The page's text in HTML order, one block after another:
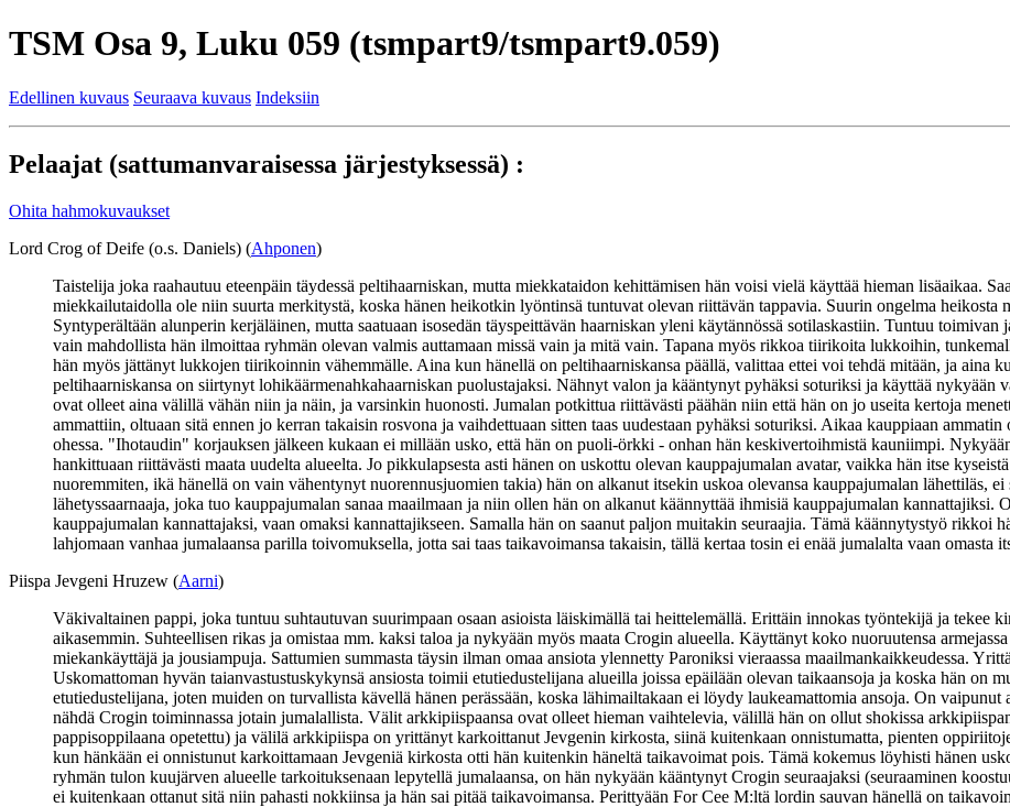
TSM Osa 9, Luku 059 (tsmpart9/tsmpart9.059)
Edellinen kuvaus Seuraava kuvaus Indeksiin
Pelaajat (sattumanvaraisessa järjestyksessä) :
Ohita hahmokuvaukset
Lord Crog of Deife (o.s. Daniels) (Ahponen)
Taistelija joka raahautuu eteenpäin täydessä peltihaarniskan, mutta miekkataidon kehittämisen hän voisi vielä käyttää hieman lisäaikaa.
miekkailutaidolla ole niin suurta merkitystä, koska hänen heikotkin lyöntinsä tuntuvat olevan riittävän tappavia. Suurin ongelma heikosta
Syntyperältään alunperin kerjäläinen, mutta saatuaan isosedän täyspeittävän haarniskan yleni käytännössä sotilaskastiin. Tuntuu
vain mahdollista hän ilmoittaa ryhmän olevan valmis auttamaan missä vain ja mitä vain. Tapana myös rikkoa tiirikoita lukkoihin,
hän myös jättänyt lukkojen tiirikoinnin vähemmälle. Aina kun hänellä on peltihaarniskansa päällä, valittaa ettei voi tehdä mitään, ja aina
peltihaarniskansa on siirtynyt lohikäärmenahkahaarniskan puolustajaksi. Nähnyt valon ja kääntynyt pyhäksi soturiksi ja käyttää nykyään
ovat olleet aina välillä vähän niin ja näin, ja varsinkin huonosti. Jumalan potkittua riittävästi päähän niin että hän on jo useita kertoja
ammattiin, oltuaan sitä ennen jo kerran takaisin rosvona ja vaihdettuaan sitten taas uudestaan pyhäksi soturiksi. Aikaa kauppiaan
ohessa. "Ihotaudin" korjauksen jälkeen kukaan ei millään usko, että hän on puoli-örkki - onhan hän keskivertoihmistä kauniimpi.
hankittuaan riittävästi maata uudelta alueelta. Jo pikkulapsesta asti hänen on uskottu olevan kauppajumalan avatar, vaikka hän itse
nuoremmiten, ikä hänellä on vain vähentynyt nuorennusjuomien takia) hän on alkanut itsekin uskoa olevansa kauppajumalan lähettiläs,
lähetyssaarnaaja, joka tuo kauppajumalan sanaa maailmaan ja niin ollen hän on alkanut käännyttää ihmisiä kauppajumalan
kauppajumalan kannattajaksi, vaan omaksi kannattajikseen. Samalla hän on saanut paljon muitakin seuraajia. Tämä käännytystyö rikkoi
lahjomaan vanhaa jumalaansa parilla toivomuksella, jotta sai taas taikavoimansa takaisin, tällä kertaa tosin ei enää jumalalta vaan omasta
Piispa Jevgeni Hruzew (Aarni)
Väkivaltainen pappi, joka tuntuu suhtautuvan suurimpaan osaan asioista läiskimällä tai heittelemällä. Erittäin innokas työntekijä ja tekee
aikasemmin. Suhteellisen rikas ja omistaa mm. kaksi taloa ja nykyään myös maata Crogin alueella. Käyttänyt koko nuoruutensa
miekankäyttäjä ja jousiampuja. Sattumien summasta täysin ilman omaa ansiota ylennetty Paroniksi vieraassa maailmankaikkeudessa.
Uskomattoman hyvän taianvastustuskykynsä ansiosta toimii etutiedustelijana alueilla joissa epäilään olevan taikaansoja ja koska hän on
etutiedustelijana, joten muiden on turvallista kävellä hänen perässään, koska lähimailtakaan ei löydy laukeamattomia ansoja. On
nähdä Crogin toiminnassa jotain jumalallista. Välit arkkipiispaansa ovat olleet hieman vaihtelevia, välillä hän on ollut shokissa
pappisoppilaana opetettu) ja välilä arkkipiispa on yrittänyt karkoittanut Jevgenin kirkosta, siinä kuitenkaan onnistumatta, pienten
kun hänkään ei onnistunut karkoittamaan Jevgeniä kirkosta otti hän kuitenkin häneltä taikavoimat pois. Tämä kokemus löyhisti hänen
ryhmän tulon kuujärven alueelle tarkoituksenaan lepytellä jumalaansa, on hän nykyään kääntynyt Crogin seuraajaksi (seuraaminen
ei kuitenkaan ottanut sitä niin pahasti nokkiinsa ja hän sai pitää taikavoimansa. Perittyään For Cee M:ltä lordin sauvan hänellä on